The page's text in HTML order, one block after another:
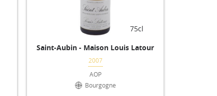
75cl
Saint-Aubin - Maison Louis Latour
2007
AOP
Bourgogne